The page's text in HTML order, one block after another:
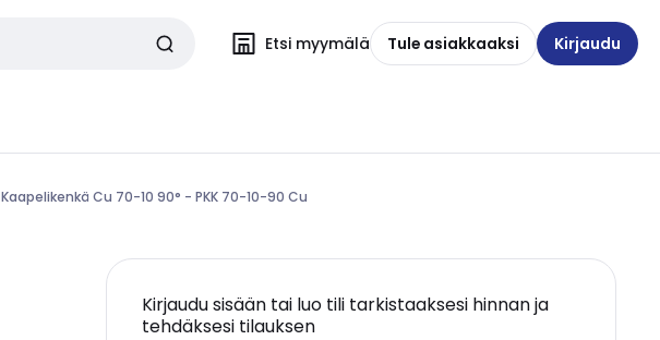
Etsi myymälä Tule asiakkaaksi Kirjaudu
Kaapelikenkä Cu 70-10 90° - PKK 70-10-90 Cu
Kirjaudu sisään tai luo tili tarkistaaksesi hinnan ja
tehdäksesi tilauksen